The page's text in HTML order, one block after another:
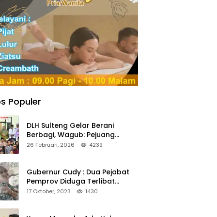
Populer
DLH Sulteng Gelar Berani
Berbagi, Wagub: Pejuang
Lingkungan Harus Jadi Teladan
26 Februari, 2026 4239
Gubernur Cudy : Dua Pejabat
Pemprov Diduga Terlibat
Asmara Terlarang Sudah di
17 Oktober, 2023 1430